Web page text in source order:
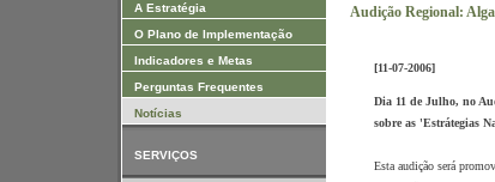
A Estratégia
O Plano de Implementação
Indicadores e Metas
Perguntas Frequentes
Notícias
SERVIÇOS
Audição Regional:
[11-07-2006]
Dia 11 de Julho, no
sobre as 'Estrátegias
Esta audição será